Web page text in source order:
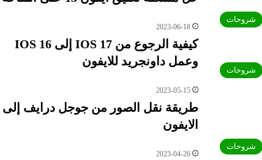
شروحات
2023-06-18
كيفية الرجوع من IOS 17 إلى IOS 16
وعمل داونجريد للايفون
شروحات
2023-05-15
طريقة نقل الصور من جوجل درايف إلى
الايفون
شروحات
2023-04-26